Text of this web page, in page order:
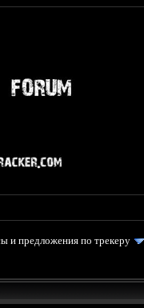
и предложения по трекеру